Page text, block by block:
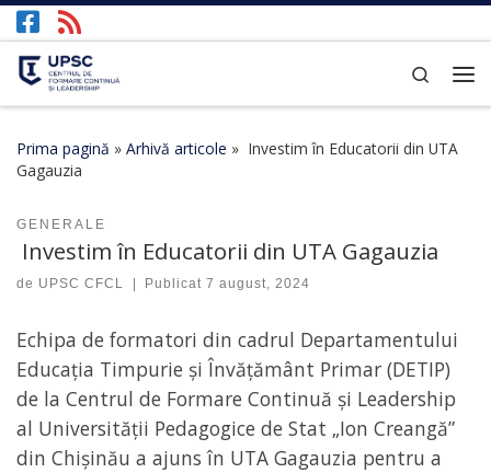
Afișează întregul conținut
Search
Prima pagină » Arhivă articole » Investim în Educatorii din UTA
Gagauzia
GENERALE
Investim în Educatorii din UTA Gagauzia
de UPSC CFCL Publicat7 august, 2024
Echipa de formatori din cadrul Departamentului
Educația Timpurie și Învățământ Primar (DETIP)
de la Centrul de Formare Continuă și Leadership
al Universității Pedagogice de Stat „Ion Creangă”
din Chișinău a ajuns în UTA Gagauzia pentru a